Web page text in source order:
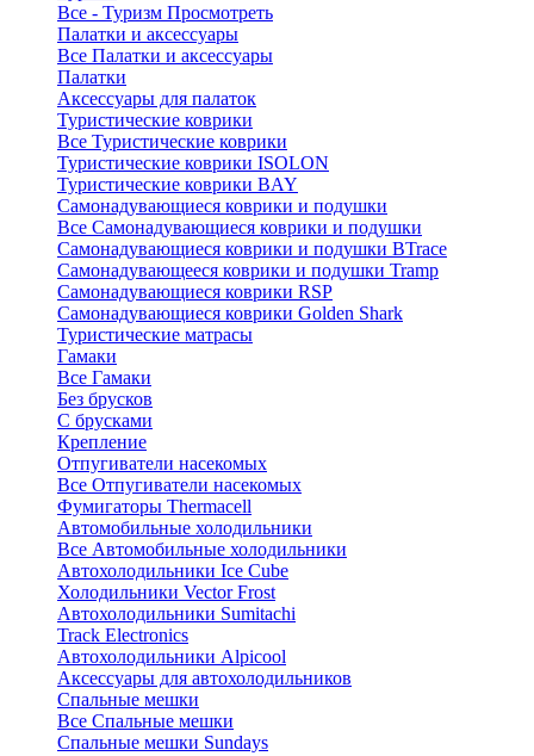
Все - Туризм Просмотреть
Палатки и аксессуары
Все Палатки и аксессуары
Палатки
Аксессуары для палаток
Туристические коврики
Все Туристические коврики
Туристические коврики ISOLON
Туристические коврики BAY
Самонадувающиеся коврики и подушки
Все Самонадувающиеся коврики и подушки
Самонадувающиеся коврики и подушки BTrace
Самонадувающееся коврики и подушки Tramp
Самонадувающиеся коврики RSP
Самонадувающиеся коврики Golden Shark
Туристические матрасы
Гамаки
Все Гамаки
Без брусков
С брусками
Крепление
Отпугиватели насекомых
Все Отпугиватели насекомых
Фумигаторы Thermacell
Автомобильные холодильники
Все Автомобильные холодильники
Автохолодильники Ice Cube
Холодильники Vector Frost
Автохолодильники Sumitachi
Track Electronics
Автохолодильники Alpicool
Аксессуары для автохолодильников
Спальные мешки
Все Спальные мешки
Спальные мешки Sundays